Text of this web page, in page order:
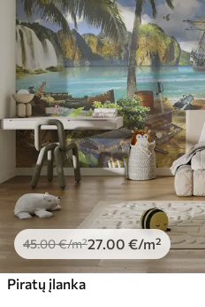
45.00€/m²27.00 €/m²
Piratų įlanka